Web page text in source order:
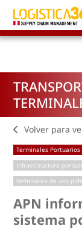
Volver para
Terminales Portuarios
infraestructura
terminales de uso
APN
sistema